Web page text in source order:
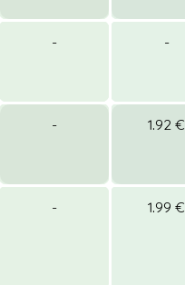
- -
- 1.92 €
- 1.99 €